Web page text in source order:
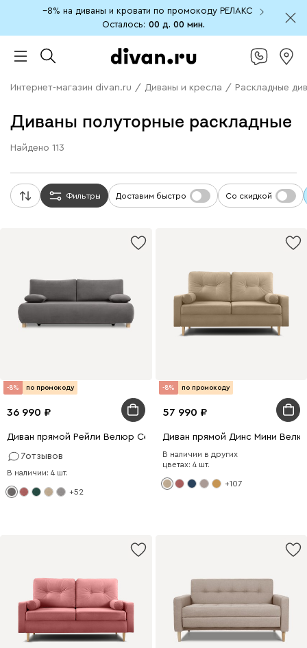
−8% на диваны и кровати по промокоду РЕЛАКС
Осталось: 00 д. 00 мин.
Интернет-магазин divan.ru / Диваны и кресла / Раскладные
Диваны полуторные раскладные
Найдено 113
Фильтры Доставим быстро Со скидкой
-8% по промокоду
36 990
Диван прямой Рейли Велюр Серый
7отзывов
В наличии: 4 шт.
+52
-8% по промокоду
57 990
Диван прямой Динс Мини
В наличии в других
цветах: 4 шт.
+107